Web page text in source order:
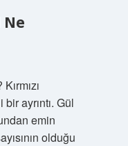
Ne
ayrıntı. Gül
emin
olduğu